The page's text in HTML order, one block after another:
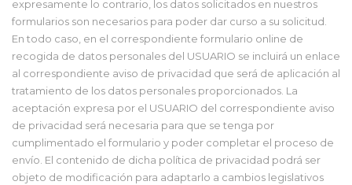
expresamente lo contrario, los datos solicitados en nuestros
formularios son necesarios para poder dar curso a su solicitud.
En todo caso, en el correspondiente formulario online de
recogida de datos personales del USUARIO se incluirá un enlace
al correspondiente aviso de privacidad que será de aplicación al
tratamiento de los datos personales proporcionados. La
aceptación expresa por el USUARIO del correspondiente aviso
de privacidad será necesaria para que se tenga por
cumplimentado el formulario y poder completar el proceso de
envío. El contenido de dicha política de privacidad podrá ser
objeto de modificación para adaptarlo a cambios legislativos